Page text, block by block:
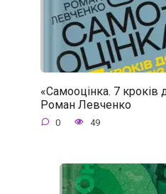
«Самооцінка. 7 кроків
Роман Левченко
0 49